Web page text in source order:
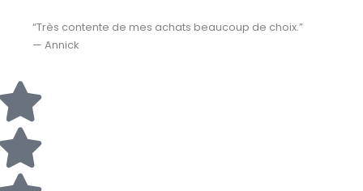
“Très contente de mes achats beaucoup de choix.”
— Annick